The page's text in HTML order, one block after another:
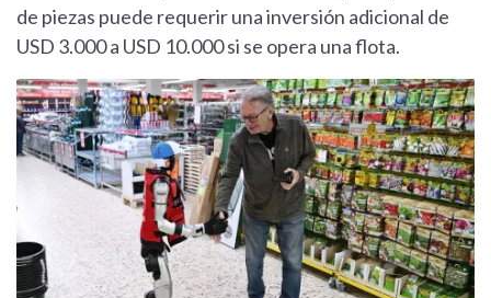
de piezas puede requerir una inversión adicional de
USD 3.000 a USD 10.000 si se opera una flota.